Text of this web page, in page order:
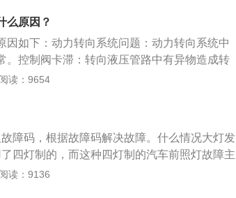
发现的情况，就是转向油箱里的油总是在减
或及时补充转向油。
车主有时间还是需要去检查一下。如果发动机
他症状的，比如汽车无法启动、频繁熄火、发
系4s店或维修店进行检修。4、汽油品质差不
气燃烧不充分，发动机故障灯亮。需要去正规
化被磕碰、发动机供油系统故障都容易引起
或更换后氧传感器、三元催化器、排气凸轮轴
车电子防盗系统出现故障，或者防盗控制器
统也会导致发动机不能正常工作，同时发动
，造成不必要的损失；8、冷车启动时，特
脑的温度修正问题启动时会导致故障灯亮，但
化后就会相对稳定；9、发动机行驶里程过
障灯点亮；解决方法：更换火花塞；10、进气
良从而引起燃烧不充分导致故障灯亮；解决
力度全靠我们双手提供。
员发动机冷却系统缺少防冻液，需要添加防
么原因？
因如下：动力转向系统问题：动力转向系统中
。控制阀卡滞：转向液压管路中有异物造成转
故障：灯亮表示转向助力系统出现故障。转
不要大幅度转向，不能再超车，尽快到专业
阅读：9654
障码，根据故障码解决故障。什么情况大灯发
四灯制的，而这种四灯制的汽车前照灯故障主
而导致故障;当然，也有不少车主是买了市面
阅读：9136